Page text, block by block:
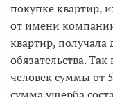
покупке квартир,
от имени
квартир,
обязательства.
человек суммы от